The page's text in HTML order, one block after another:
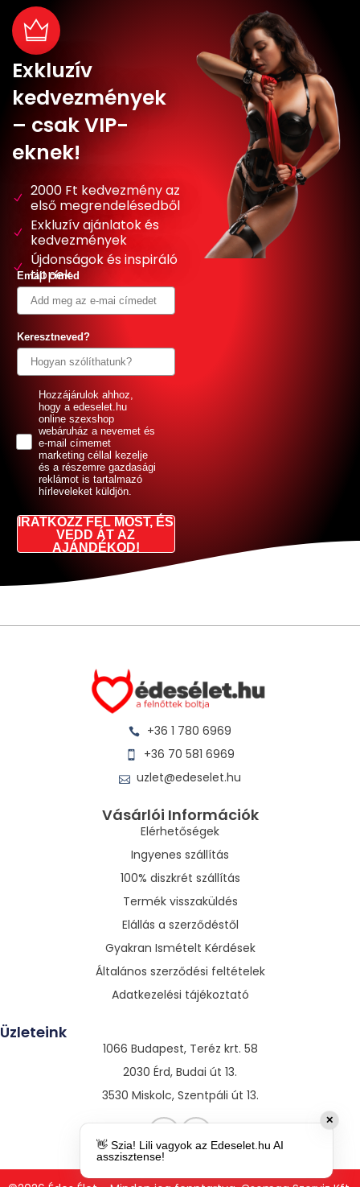
Exkluzív
kedvezmények
– csak VIP-
eknek!
2000 Ft kedvezmény az
első megrendelésedből
Exkluzív ajánlatok és
kedvezmények
Újdonságok és inspiráló
tippek
Email címed
Keresztneved?
GDPRHozzájárulok ahhoz,
hogy a edeselet.hu
online szexshop
webáruház a nevemet és
e-mail címemet
marketing céllal kezelje
és a részemre gazdasági
reklámot is tartalmazó
hírleveleket küldjön.
IRATKOZZ FEL MOST, ÉS
VEDD ÁT AZ
AJÁNDÉKOD!
+36 1 780 6969
+36 70 581 6969
uzlet@edeselet.hu
Vásárlói Információk
Elérhetőségek
Ingyenes szállítás
100% diszkrét szállítás
Termék visszaküldés
Elállás a szerződéstől
Gyakran Ismételt Kérdések
Általános szerződési feltételek
Adatkezelési tájékoztató
Üzleteink
1066 Budapest, Teréz krt. 58
2030 Érd, Budai út 13.
3530 Miskolc, Szentpáli út 13.
✕
👋 Szia! Lili vagyok az Edeselet.hu AI
asszisztense!